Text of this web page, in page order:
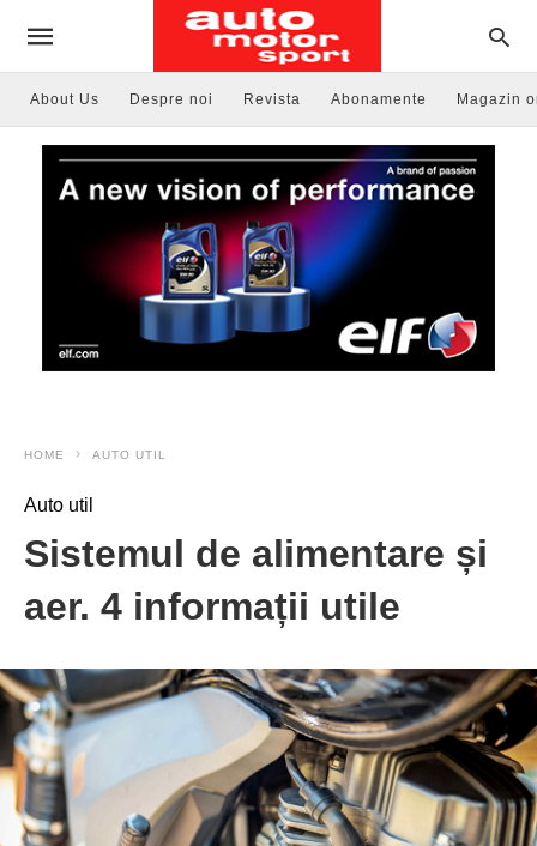
About Us Despre noi Revista Abonamente Magazin
HOME AUTO UTIL
Auto util
Sistemul de alimentare și
aer. 4 informații utile